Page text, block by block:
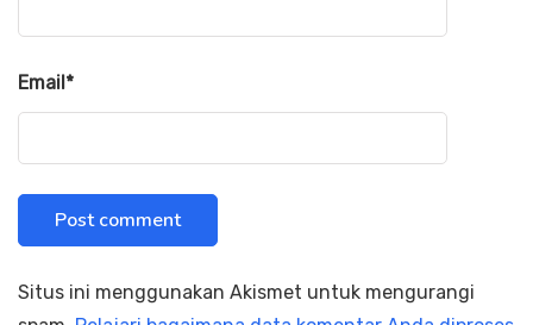
Email*
Situs ini menggunakan Akismet untuk mengurangi